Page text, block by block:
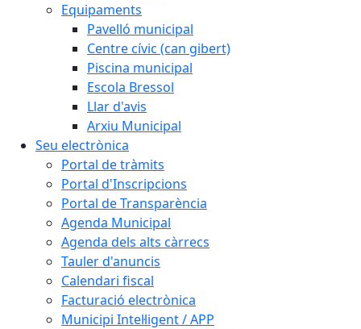
Equipaments
Pavelló municipal
Centre cívic (can gibert)
Piscina municipal
Escola Bressol
Llar d'avis
Arxiu Municipal
Seu electrònica
Portal de tràmits
Portal d'Inscripcions
Portal de Transparència
Agenda Municipal
Agenda dels alts càrrecs
Tauler d'anuncis
Calendari fiscal
Facturació electrònica
Municipi Intel·ligent / APP